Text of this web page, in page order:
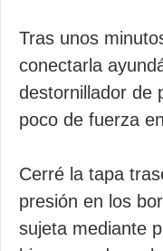
Tras unos
conectarla
destornillador de
poco de fuerza
Cerré la tapa
presión en los
sujeta mediante